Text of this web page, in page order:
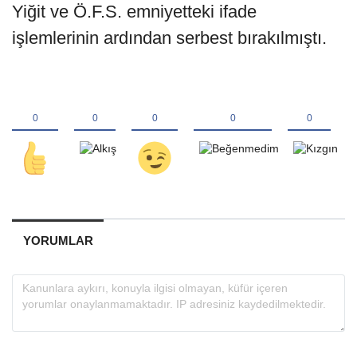
Yiğit ve Ö.F.S. emniyetteki ifade
işlemlerinin ardından serbest bırakılmıştı.
YORUMLAR